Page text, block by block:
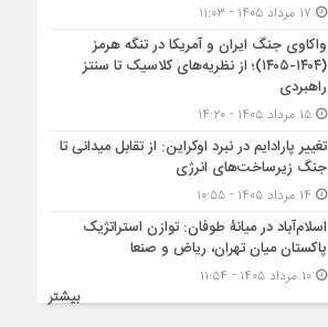
واکاوی جنگ ایران و آمریکا در تنگه هرمز
(۱۴۰۴-۱۴۰۵)؛ از نظریه‌های کلاسیک تا سنتز
راهبردی
۱۵ مرداد ۱۴۰۵ - ۱۴:۲۰
تغییر پارادایم در نبرد اوکراین: از تقابل میدانی تا
جنگ زیرساخت‌های انرژی
اسلام‌آباد در میانۀ طوفان: توازن استراتژیک
پاکستان میان تهران، ریاض و صنعا
۱۰ مرداد ۱۴۰۵ - ۱۱:۵۴
بیشتر